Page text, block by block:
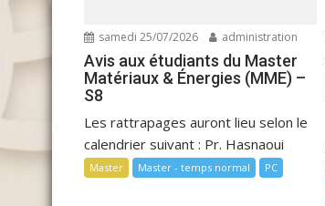
samedi 25/07/2026 administration
Avis aux étudiants du Master
Matériaux & Énergies (MME) –
S8
Les rattrapages auront lieu selon le
calendrier suivant : Pr. Hasnaoui
Master Master - temps normal PC